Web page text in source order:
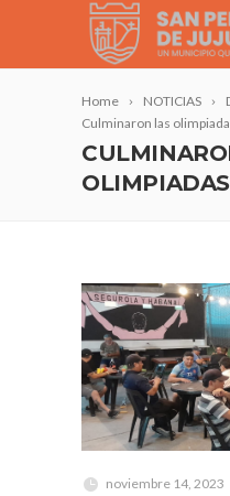
Home NOTICIAS
Culminaron las
noviembre 14, 2023